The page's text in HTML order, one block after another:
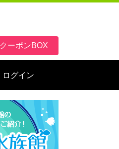
クーポンBOX
ログイン